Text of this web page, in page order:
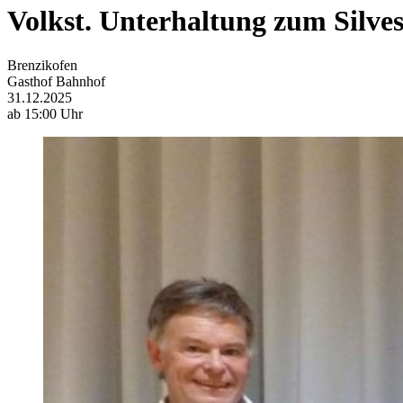
Volkst. Unterhaltung zum
Brenzikofen
Gasthof Bahnhof
31.12.2025
ab 15:00 Uhr